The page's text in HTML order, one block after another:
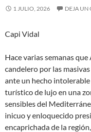
1 JULIO, 2026 DEJA UN
Capi Vidal
Hace varias semanas
candelero por las
ante un hecho
turístico de lujo en una
sensibles del
inicuo y enloquecido
encaprichada de la